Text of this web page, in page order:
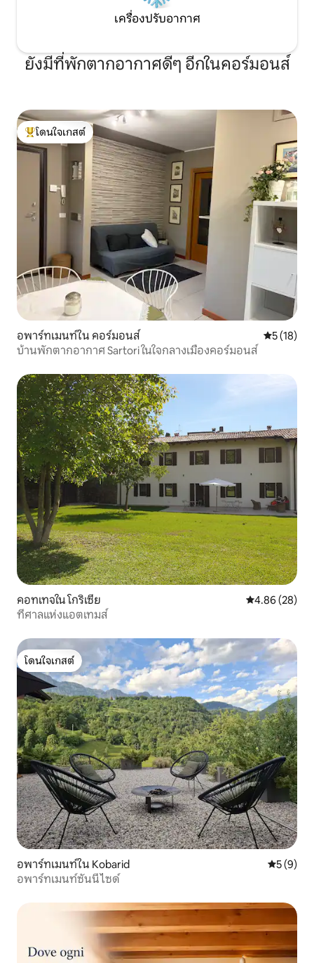
เครื่องปรับอากาศ
ยังมีที่พักตากอากาศดีๆ อีกในคอร์มอนส์
โดนใจเกสต์ที่สุด
โดนใจเกสต์
อพาร์ทเมนท์ใน คอร์มอนส์ คะแนนเฉลี่
5 (18)
บ้านพักตากอากาศ Sartori ในใจกลางเมืองคอร์มอนส์
คอทเทจใน โกริเซีย คะแนนเฉลี่ย
4.86 (28)
ที่ศาลแห่งแอตเทมส์
โดนใจเกสต์
โดนใจเกสต์
อพาร์ทเมนท์ใน Kobarid คะแนนเฉ
5 (9)
อพาร์ทเมนท์ซันนีไซด์